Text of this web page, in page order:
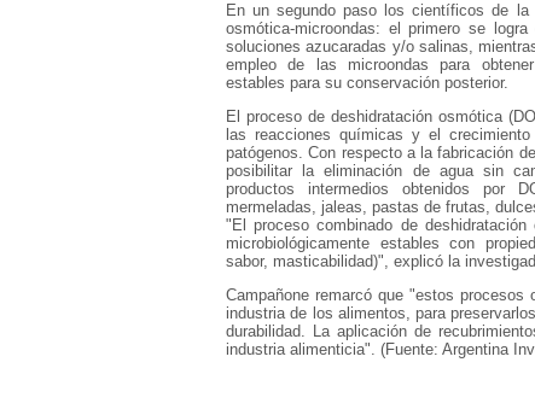
En un segundo paso los científicos de la
osmótica-microondas: el primero se
soluciones azucaradas y/o salinas,
empleo de las microondas para
estables para su conservación posterior.
El proceso de deshidratación osmótica
las reacciones químicas y el
patógenos. Con respecto a la fabricación
posibilitar la eliminación de agua sin
productos intermedios obtenidos por
mermeladas, jaleas, pastas de frutas,
"El proceso combinado de
microbiológicamente estables con
sabor, masticabilidad)", explicó la
Campañone remarcó que "estos
industria de los alimentos, para
durabilidad. La aplicación de
industria alimenticia". (Fuente: Argentina